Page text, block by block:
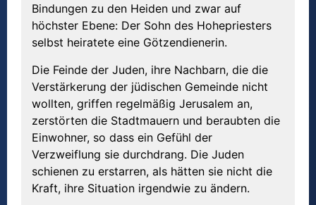
Bindungen zu den Heiden und zwar auf
höchster Ebene: Der Sohn des Hohepriesters
selbst heiratete eine Götzendienerin.
Die Feinde der Juden, ihre Nachbarn, die die
Verstärkerung der jüdischen Gemeinde nicht
wollten, griffen regelmäßig Jerusalem an,
zerstörten die Stadtmauern und beraubten die
Einwohner, so dass ein Gefühl der
Verzweiflung sie durchdrang. Die Juden
schienen zu erstarren, als hätten sie nicht die
Kraft, ihre Situation irgendwie zu ändern.